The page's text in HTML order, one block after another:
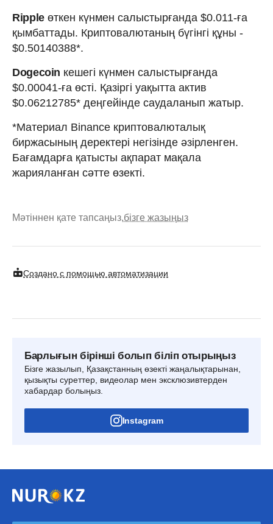
Rippleөткен күнмен салыстырғанда $0.011-ға
қымбаттады. Криптовалютаның бүгінгі құны -
$0.50140388*.
Dogecoin кешегі күнмен салыстырғанда
$0.00041-ға өсті. Қазіргі уақытта актив
$0.06212785* деңгейінде саудаланып жатыр.
*Материал Binance криптовалюталық
биржасының деректері негізінде әзірленген.
Бағамдарға қатысты ақпарат мақала
жарияланған сәтте өзекті.
Мәтіннен қате тапсаңыз,бізге жазыңыз
Создано с помощью автоматизации
Барлығын бірінші болып біліп отырыңыз
Бізге жазылып, Қазақстанның өзекті жаңалықтарынан,
қызықты суреттер, видеолар мен эксклюзивтерден
хабардар болыңыз.
Instagram